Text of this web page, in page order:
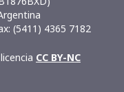
(5411) 4365 7182
CC BY-NC